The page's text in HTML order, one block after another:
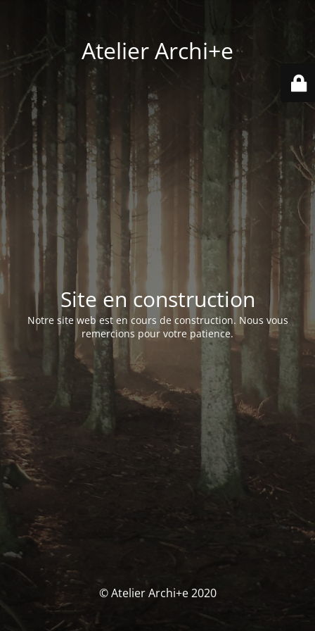
Atelier Archi+e
Site en construction
Notre site web est en cours de construction. Nous vous
remercions pour votre patience.
© Atelier Archi+e 2020